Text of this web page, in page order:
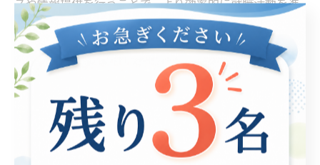
める手助けをします。また、履歴書や職務経歴書の書き
方、面接対策など、実践的なスキルを身につけることが
できるため、自信を持って選考に臨むことが可能です。
さらに、就労支援サービスは、個々のニーズに合った職
場を紹介するだけでなく、企業とのマッチングを行うた
め、適した職場での就労機会を得ることができる点も魅
力です。また、これらの支援は、障がい者や学生、高齢